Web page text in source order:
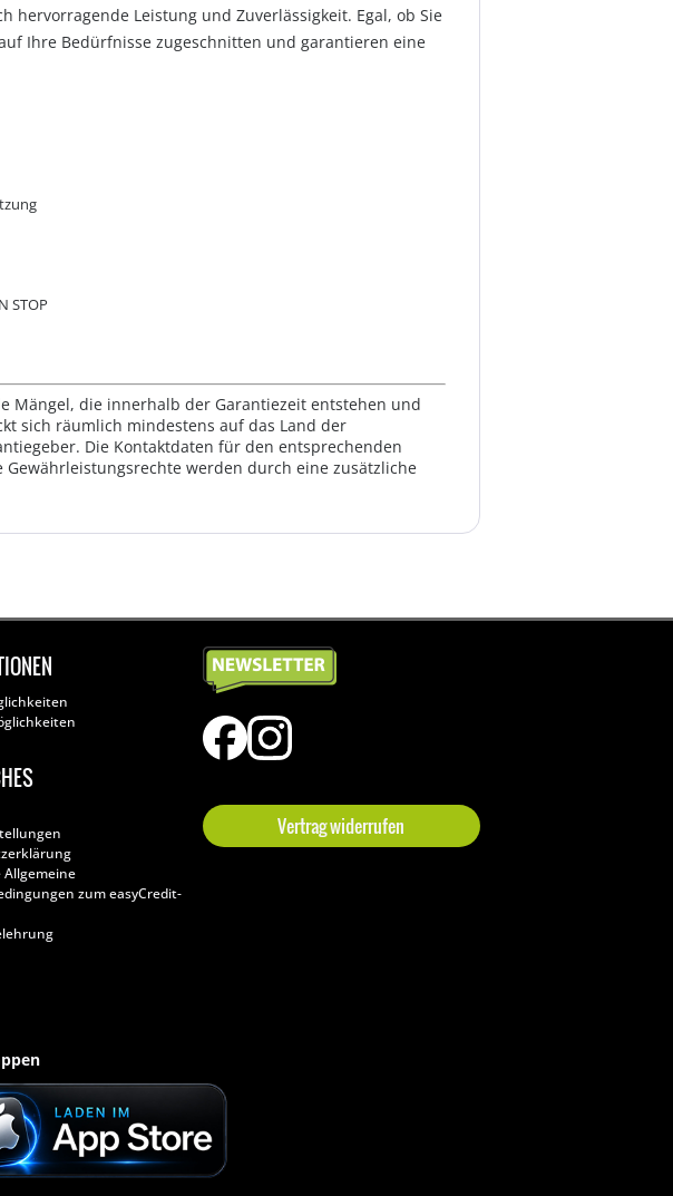
hervorragende Leistung und Zuverlässigkeit. Egal, ob Sie
Ihre Bedürfnisse zugeschnitten und garantieren eine
STOP
Mängel, die innerhalb der Garantiezeit entstehen und
sich räumlich mindestens auf das Land der
Die Kontaktdaten für den entsprechenden
Gewährleistungsrechte werden durch eine zusätzliche
Allgemeine
zum easyCredit-
Vertrag widerrufen